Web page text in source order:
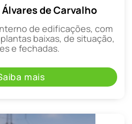
de Carvalho
de edificações, com
baixas, de situação,
e fechadas.
mais